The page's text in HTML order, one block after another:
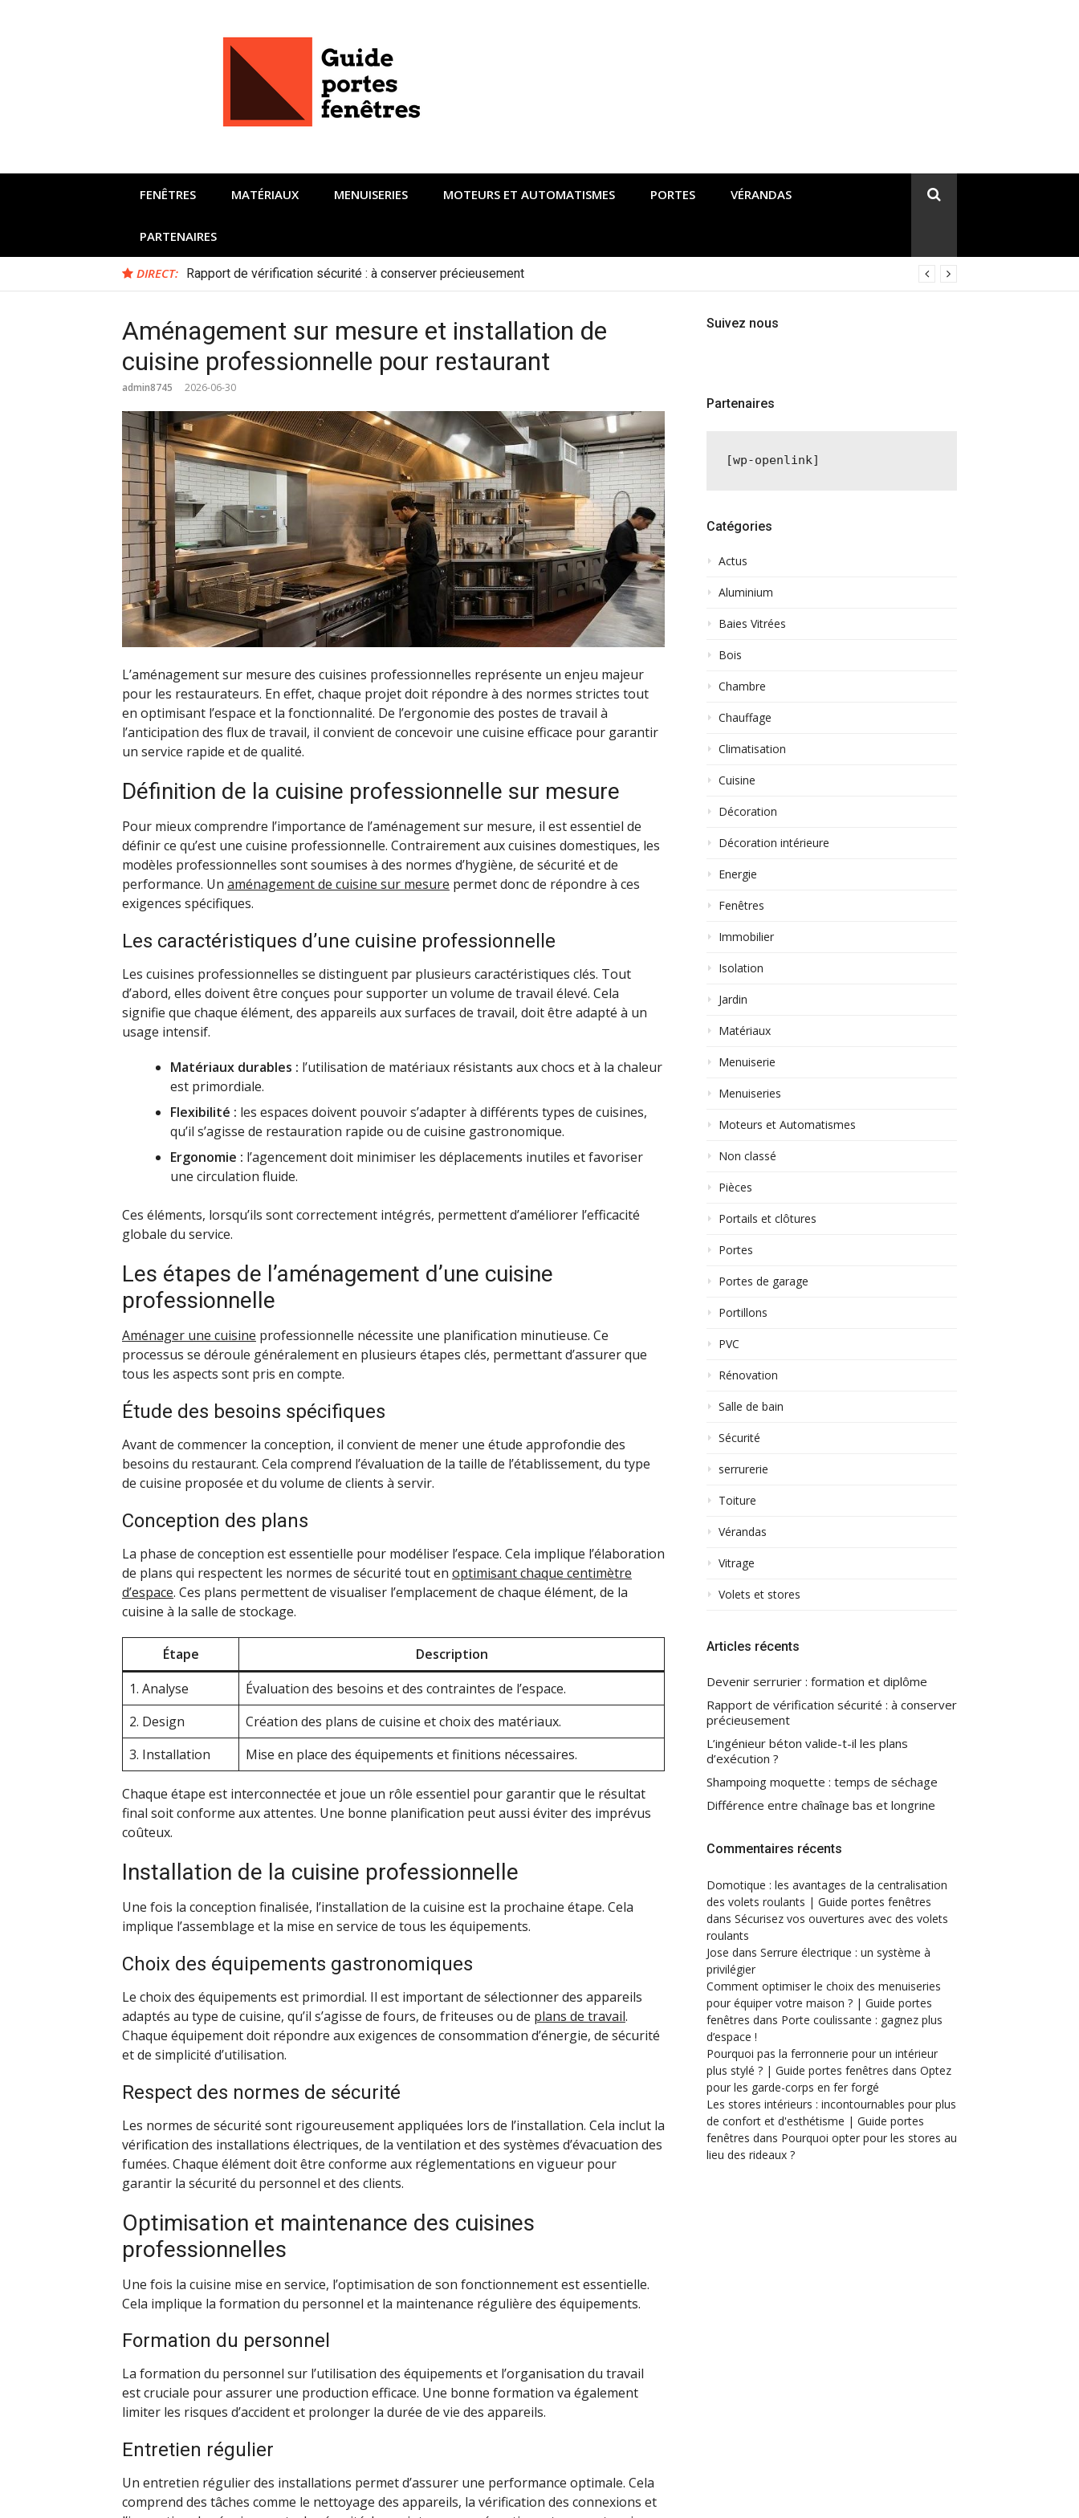
FENÊTRES MATÉRIAUX MENUISERIES MOTEURS ET AUTOMATISMES PORTES VÉRANDAS
PARTENAIRES
DIRECT: Rapport de vérification sécurité : à conserver précieusement
Aménagement sur mesure et installation de
cuisine professionnelle pour restaurant
admin8745 2026-06-30
L’aménagement sur mesure des cuisines professionnelles représente un enjeu majeur
pour les restaurateurs. En effet, chaque projet doit répondre à des normes strictes tout
en optimisant l’espace et la fonctionnalité. De l’ergonomie des postes de travail à
l’anticipation des flux de travail, il convient de concevoir une cuisine efficace pour garantir
un service rapide et de qualité.
Définition de la cuisine professionnelle sur mesure
Pour mieux comprendre l’importance de l’aménagement sur mesure, il est essentiel de
définir ce qu’est une cuisine professionnelle. Contrairement aux cuisines domestiques, les
modèles professionnelles sont soumises à des normes d’hygiène, de sécurité et de
performance. Un aménagement de cuisine sur mesure permet donc de répondre à ces
exigences spécifiques.
Les caractéristiques d’une cuisine professionnelle
Les cuisines professionnelles se distinguent par plusieurs caractéristiques clés. Tout
d’abord, elles doivent être conçues pour supporter un volume de travail élevé. Cela
signifie que chaque élément, des appareils aux surfaces de travail, doit être adapté à un
usage intensif.
Matériaux durables : l’utilisation de matériaux résistants aux chocs et à la chaleur
est primordiale.
Flexibilité : les espaces doivent pouvoir s’adapter à différents types de cuisines,
qu’il s’agisse de restauration rapide ou de cuisine gastronomique.
Ergonomie : l’agencement doit minimiser les déplacements inutiles et favoriser
une circulation fluide.
Ces éléments, lorsqu’ils sont correctement intégrés, permettent d’améliorer l’efficacité
globale du service.
Les étapes de l’aménagement d’une cuisine
professionnelle
Aménager une cuisine professionnelle nécessite une planification minutieuse. Ce
processus se déroule généralement en plusieurs étapes clés, permettant d’assurer que
tous les aspects sont pris en compte.
Étude des besoins spécifiques
Avant de commencer la conception, il convient de mener une étude approfondie des
besoins du restaurant. Cela comprend l’évaluation de la taille de l’établissement, du type
de cuisine proposée et du volume de clients à servir.
Conception des plans
La phase de conception est essentielle pour modéliser l’espace. Cela implique l’élaboration
de plans qui respectent les normes de sécurité tout en optimisant chaque centimètre
d’espace. Ces plans permettent de visualiser l’emplacement de chaque élément, de la
cuisine à la salle de stockage.
Étape
Description
1. Analyse
Évaluation des besoins et des contraintes de l’espace.
2. Design
Création des plans de cuisine et choix des matériaux.
3. Installation
Mise en place des équipements et finitions nécessaires.
Chaque étape est interconnectée et joue un rôle essentiel pour garantir que le résultat
final soit conforme aux attentes. Une bonne planification peut aussi éviter des imprévus
coûteux.
Installation de la cuisine professionnelle
Une fois la conception finalisée, l’installation de la cuisine est la prochaine étape. Cela
implique l’assemblage et la mise en service de tous les équipements.
Choix des équipements gastronomiques
Le choix des équipements est primordial. Il est important de sélectionner des appareils
adaptés au type de cuisine, qu’il s’agisse de fours, de friteuses ou de plans de travail.
Chaque équipement doit répondre aux exigences de consommation d’énergie, de sécurité
et de simplicité d’utilisation.
Respect des normes de sécurité
Les normes de sécurité sont rigoureusement appliquées lors de l’installation. Cela inclut la
vérification des installations électriques, de la ventilation et des systèmes d’évacuation des
fumées. Chaque élément doit être conforme aux réglementations en vigueur pour
garantir la sécurité du personnel et des clients.
Optimisation et maintenance des cuisines
professionnelles
Une fois la cuisine mise en service, l’optimisation de son fonctionnement est essentielle.
Cela implique la formation du personnel et la maintenance régulière des équipements.
Formation du personnel
La formation du personnel sur l’utilisation des équipements et l’organisation du travail
est cruciale pour assurer une production efficace. Une bonne formation va également
limiter les risques d’accident et prolonger la durée de vie des appareils.
Entretien régulier
Un entretien régulier des installations permet d’assurer une performance optimale. Cela
comprend des tâches comme le nettoyage des appareils, la vérification des connexions et
Suivez nous
Partenaires
[wp-openlink]
Catégories
Actus
Aluminium
Baies Vitrées
Bois
Chambre
Chauffage
Climatisation
Cuisine
Décoration
Décoration intérieure
Energie
Fenêtres
Immobilier
Isolation
Jardin
Matériaux
Menuiserie
Menuiseries
Moteurs et Automatismes
Non classé
Pièces
Portails et clôtures
Portes
Portes de garage
Portillons
PVC
Rénovation
Salle de bain
Sécurité
serrurerie
Toiture
Vérandas
Vitrage
Volets et stores
Articles récents
Devenir serrurier : formation et diplôme
Rapport de vérification sécurité : à conserver
précieusement
L’ingénieur béton valide-t-il les plans
d’exécution ?
Shampoing moquette : temps de séchage
Différence entre chaînage bas et longrine
Commentaires récents
Domotique : les avantages de la centralisation
des volets roulants | Guide portes fenêtres
dans Sécurisez vos ouvertures avec des volets
roulants
Jose dans Serrure électrique : un système à
privilégier
Comment optimiser le choix des menuiseries
pour équiper votre maison ? | Guide portes
fenêtres dans Porte coulissante : gagnez plus
d’espace !
Pourquoi pas la ferronnerie pour un intérieur
plus stylé ? | Guide portes fenêtres dans Optez
pour les garde-corps en fer forgé
Les stores intérieurs : incontournables pour plus
de confort et d'esthétisme | Guide portes
fenêtres dans Pourquoi opter pour les stores au
lieu des rideaux ?